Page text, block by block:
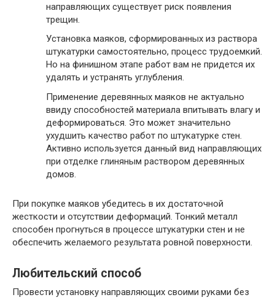
направляющих существует риск появления
трещин.
Установка маяков, сформированных из раствора
штукатурки самостоятельно, процесс трудоемкий.
Но на финишном этапе работ вам не придется их
удалять и устранять углубления.
Применение деревянных маяков не актуально
ввиду способностей материала впитывать влагу и
деформироваться. Это может значительно
ухудшить качество работ по штукатурке стен.
Активно используется данный вид направляющих
при отделке глиняным раствором деревянных
домов.
При покупке маяков убедитесь в их достаточной
жесткости и отсутствии деформаций. Тонкий металл
способен прогнуться в процессе штукатурки стен и не
обеспечить желаемого результата ровной поверхности.
Любительский способ
Провести установку направляющих своими руками без